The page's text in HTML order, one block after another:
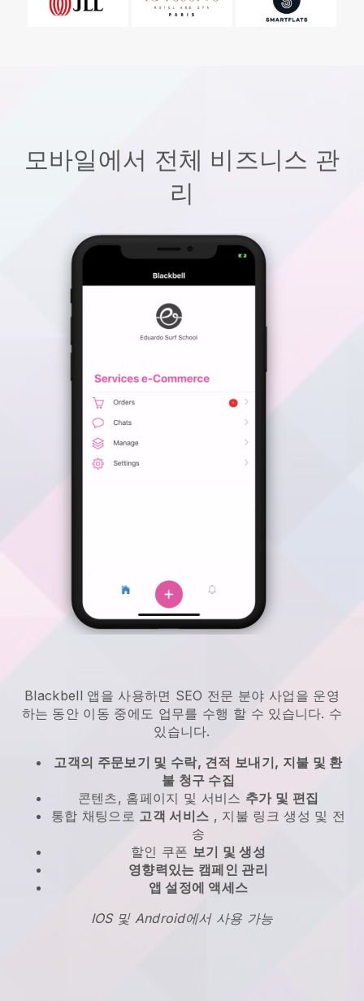
모바일에서 전체 비즈니스 관
리
Blackbell 앱을 사용하면 SEO 전문 분야 사업을 운영
하는 동안 이동 중에도 업무를 수행 할 수 있습니다. 수
있습니다.
고객의 주문보기 및 수락, 견적 보내기, 지불 및 환
불 청구 수집
콘텐츠, 홈페이지 및 서비스 추가 및 편집
통합 채팅으로 고객 서비스 , 지불 링크 생성 및 전
송
할인 쿠폰 보기 및 생성
영향력있는 캠페인 관리
앱 설정에 액세스
IOS 및 Android에서 사용 가능